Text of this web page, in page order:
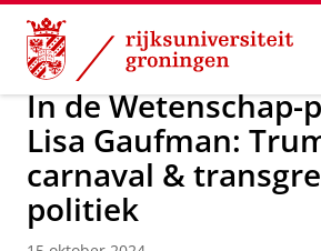
Skip
Content
Skip
Navigation
Over ons Actueel Nieuws
In de Wetenschap-
Lisa Gaufman:
carnaval &
politiek